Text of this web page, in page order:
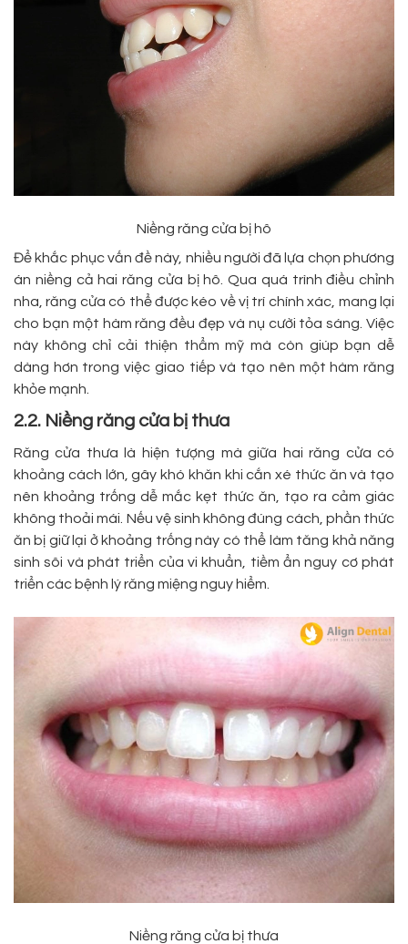
Niềng răng cửa bị hô
Để khắc phục vấn đề này, nhiều người đã lựa chọn phương
án niềng cả hai răng cửa bị hô. Qua quá trình điều chỉnh
nha, răng cửa có thể được kéo về vị trí chính xác, mang lại
cho bạn một hàm răng đều đẹp và nụ cười tỏa sáng. Việc
này không chỉ cải thiện thẩm mỹ mà còn giúp bạn dễ
dàng hơn trong việc giao tiếp và tạo nên một hàm răng
khỏe mạnh.
2.2. Niềng răng cửa bị thưa
Răng cửa thưa là hiện tượng mà giữa hai răng cửa có
khoảng cách lớn, gây khó khăn khi cắn xé thức ăn và tạo
nên khoảng trống dễ mắc kẹt thức ăn, tạo ra cảm giác
không thoải mái. Nếu vệ sinh không đúng cách, phần thức
ăn bị giữ lại ở khoảng trống này có thể làm tăng khả năng
sinh sôi và phát triển của vi khuẩn, tiềm ẩn nguy cơ phát
triển các bệnh lý răng miệng nguy hiểm.
Niềng răng cửa bị thưa